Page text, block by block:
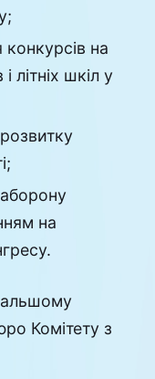
на
літніх шкіл у
на
Комітету з